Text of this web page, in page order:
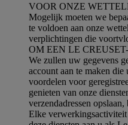
VOOR ONZE
Mogelijk moeten we
te voldoen aan onze
verplichtingen die
OM EEN LE
We zullen uw gegevens
account aan te maken die
voordelen voor
genieten van onze
verzendadressen
Elke verwerkingsactiviteit